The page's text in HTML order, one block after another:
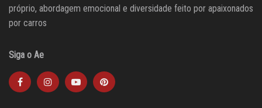
próprio, abordagem emocional e diversidade feito por apaixonados
por carros
Siga o Ae